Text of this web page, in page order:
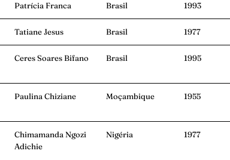
Patrícia Franca Brasil 1993
Tatiane Jesus Brasil 1977
Ceres Soares Bifano Brasil 1995
Paulina Chiziane Moçambique 1955
Chimamanda Ngozi
Adichie
Nigéria 1977